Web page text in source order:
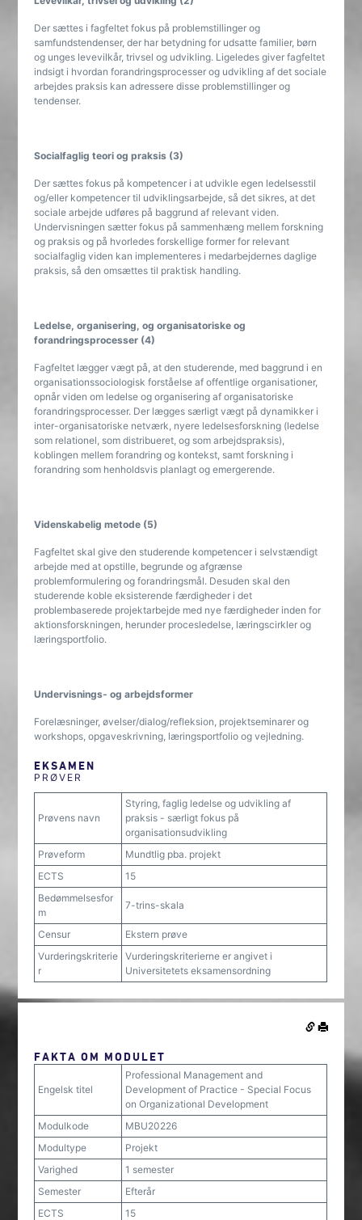
Der sættes i fagfeltet fokus på problemstillinger og
samfundstendenser, der har betydning for udsatte familier, børn
og unges levevilkår, trivsel og udvikling. Ligeledes giver fagfeltet
indsigt i hvordan forandringsprocesser og udvikling af det sociale
arbejdes praksis kan adressere disse problemstillinger og
tendenser.
Socialfaglig teori og praksis (3)
Der sættes fokus på kompetencer i at udvikle egen ledelsesstil
og/eller kompetencer til udviklingsarbejde, så det sikres, at det
sociale arbejde udføres på baggrund af relevant viden.
Undervisningen sætter fokus på sammenhæng mellem forskning
og praksis og på hvorledes forskellige former for relevant
socialfaglig viden kan implementeres i medarbejdernes daglige
praksis, så den omsættes til praktisk handling.
Ledelse, organisering, og organisatoriske og
forandringsprocesser (4)
Fagfeltet lægger vægt på, at den studerende, med baggrund i en
organisationssociologisk forståelse af offentlige organisationer,
opnår viden om ledelse og organisering af organisatoriske
forandringsprocesser. Der lægges særligt vægt på dynamikker i
inter-organisatoriske netværk, nyere ledelsesforskning (ledelse
som relationel, som distribueret, og som arbejdspraksis),
koblingen mellem forandring og kontekst, samt forskning i
forandring som henholdsvis planlagt og emergerende.
Videnskabelig metode (5)
Fagfeltet skal give den studerende kompetencer i selvstændigt
arbejde med at opstille, begrunde og afgrænse
problemformulering og forandringsmål. Desuden skal den
studerende koble eksisterende færdigheder i det
problembaserede projektarbejde med nye færdigheder inden for
aktionsforskningen, herunder procesledelse, læringscirkler og
læringsportfolio.
Undervisnings- og arbejdsformer
Forelæsninger, øvelser/dialog/refleksion, projektseminarer og
workshops, opgaveskrivning, læringsportfolio og vejledning.
EKSAMEN
PRØVER
Prøvens navn
Styring, faglig ledelse og udvikling af
praksis - særligt fokus på
organisationsudvikling
Prøveform
Mundtlig pba. projekt
ECTS
15
Bedømmelsesfor
m
7-trins-skala
Censur
Ekstern prøve
Vurderingskriterie
r
Vurderingskriterierne er angivet i
Universitetets eksamensordning
FAKTA OM MODULET
Engelsk titel
Professional Management and
Development of Practice - Special Focus
on Organizational Development
Modulkode
MBU20226
Modultype
Projekt
Varighed
1 semester
Semester
Efterår
ECTS
15